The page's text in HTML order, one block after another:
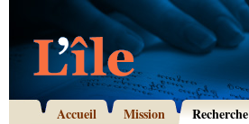
Accueil Mission Recherche